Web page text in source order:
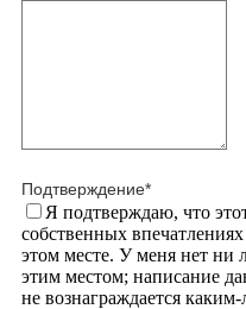
Подтверждение*
Я подтверждаю, что
собственных
этом месте. У меня нет ни
этим местом; написание
не вознаграждается